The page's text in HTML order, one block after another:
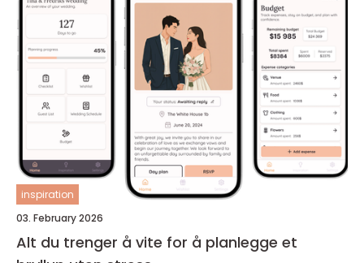
inspiration
03. February 2026
Alt du trenger å vite for å planlegge et